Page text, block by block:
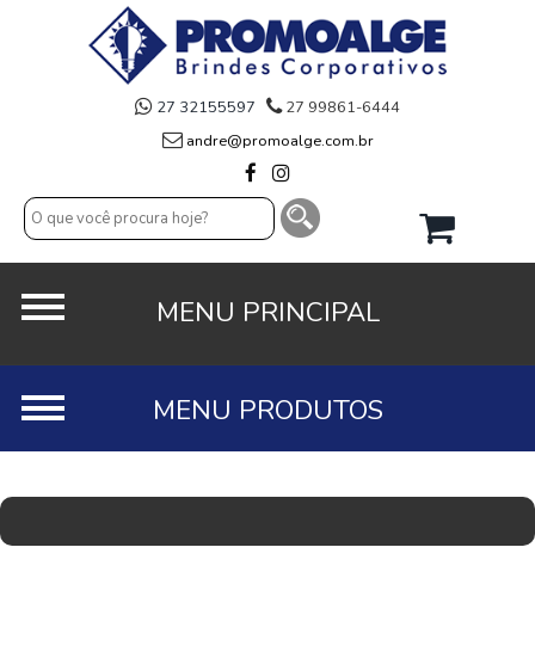
27 32155597
27 99861-6444
andre@promoalge.com.br